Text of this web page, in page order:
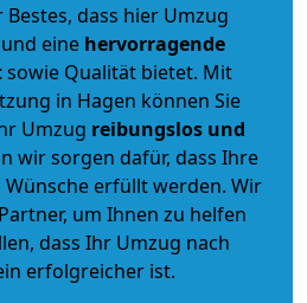
dass hier Umzug
und eine hervorragende
sowie Qualität bietet. Mit
in Hagen können Sie
Umzug reibungslos und
wir sorgen dafür, dass Ihre
erfüllt werden. Wir
um Ihnen zu helfen
dass Ihr Umzug nach
erfolgreicher ist.